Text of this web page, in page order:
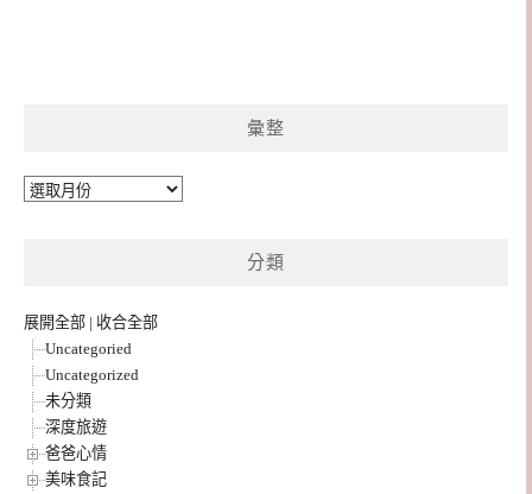
彙整
彙
分類
展開全部 | 收合全部
Uncategoried
Uncategorized
未分類
深度旅遊
爸爸心情
美味食記